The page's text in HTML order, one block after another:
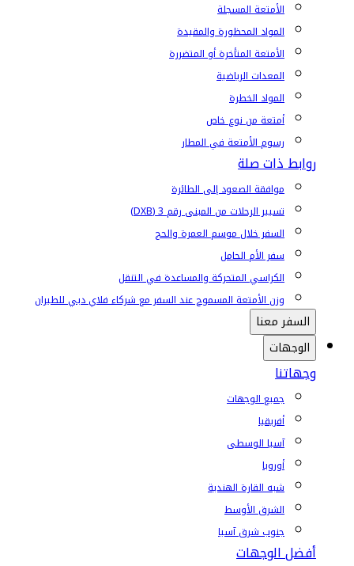
الأمتعة المسجلة
المواد المحظورة والمقيدة
الأمتعة المتأخرة أو المتضررة
المعدات الرياضية
المواد الخطرة
أمتعة من نوع خاص
رسوم الأمتعة في المطار
روابط ذات صلة
موافقة الصعود إلى الطائرة
تسيير الرحلات من المبنى رقم 3 (DXB)
السفر خلال موسم العمرة والحج
سفر الأم الحامل
الكراسي المتحركة والمساعدة في التنقل
وزن الأمتعة المسموح عند السفر مع شركاء فلاي دبي للطيران
السفر معنا
الوجهات
وجهاتنا
جميع الوجهات
أفريقيا
آسيا الوسطى
أوروبا
شبه القارة الهندية
الشرق الأوسط
جنوب شرق آسيا
أفضل الوجهات